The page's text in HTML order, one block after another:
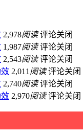
2,978阅读 评论关闭
1,987阅读 评论关闭
2,543阅读 评论关闭
2,011 阅读 评论关闭
2,740阅读 评论关闭
2,970阅读 评论关闭